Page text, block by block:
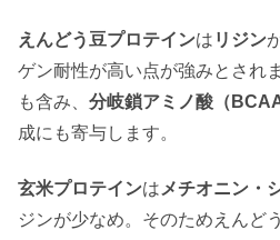
えんどう豆プロテインは リジン
ゲン耐性が高い点が強みとされ
も含み、 分岐鎖アミノ酸（BCAA
成にも寄与します。
玄米プロテインは メチオニン・
ジンが少なめ。そのためえんど